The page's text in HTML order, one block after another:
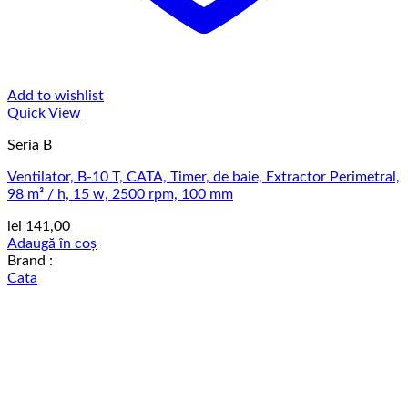
Add to wishlist
Quick View
Seria B
Ventilator, B-10 T, CATA, Timer, de baie, Extractor Perimetral,
98 m³ / h, 15 w, 2500 rpm, 100 mm
lei 141,00
Adaugă în coș
Brand :
Cata